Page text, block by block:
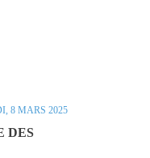
DES
8 MARS 2025